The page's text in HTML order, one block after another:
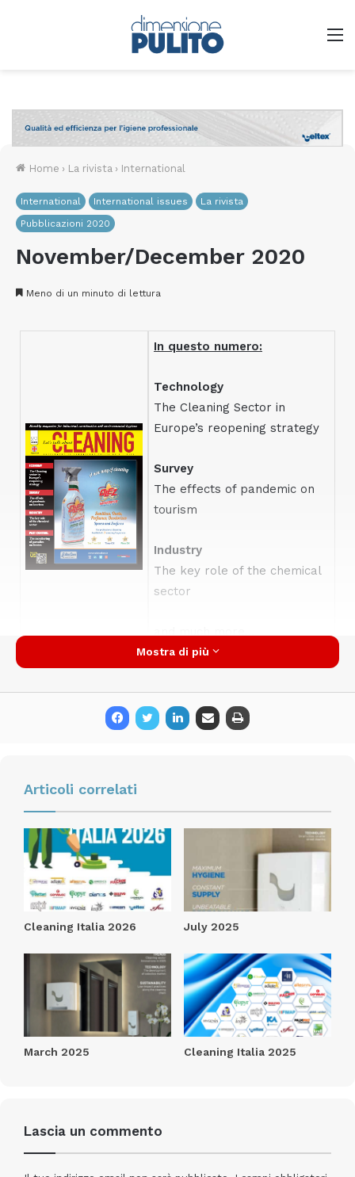
Home › La rivista › International
International International issues
La rivista
Pubblicazioni 2020
November/December 2020
Meno di un minuto di lettura
In questo numero:
Technology
The Cleaning Sector in
Europe’s reopening strategy
Survey
The effects of pandemic on
tourism
Industry
The key role of the chemical
sector
Read the issue
International Riviste
Mostra di più
Articoli correlati
Cleaning Italia 2026 July 2025
March 2025 Cleaning Italia 2025
Lascia un commento